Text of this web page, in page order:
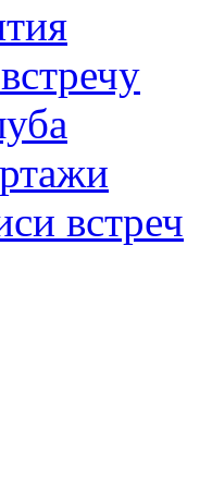
встреч